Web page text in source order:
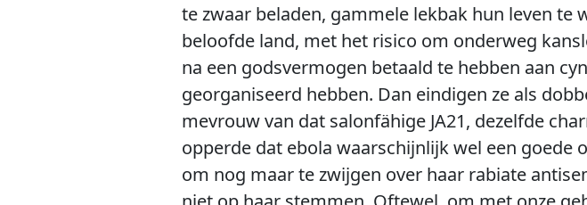
te zwaar beladen, gammele lekbak hun leven
beloofde land, met het risico om onderweg
na een godsvermogen betaald te hebben aan
georganiseerd hebben. Dan eindigen ze als
mevrouw van dat salonfähige JA21, dezelfde
opperde dat ebola waarschijnlijk wel een goede
om nog maar te zwijgen over haar rabiate